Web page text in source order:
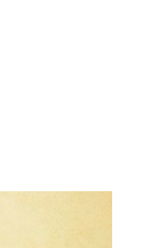
och bajs-spår eller så